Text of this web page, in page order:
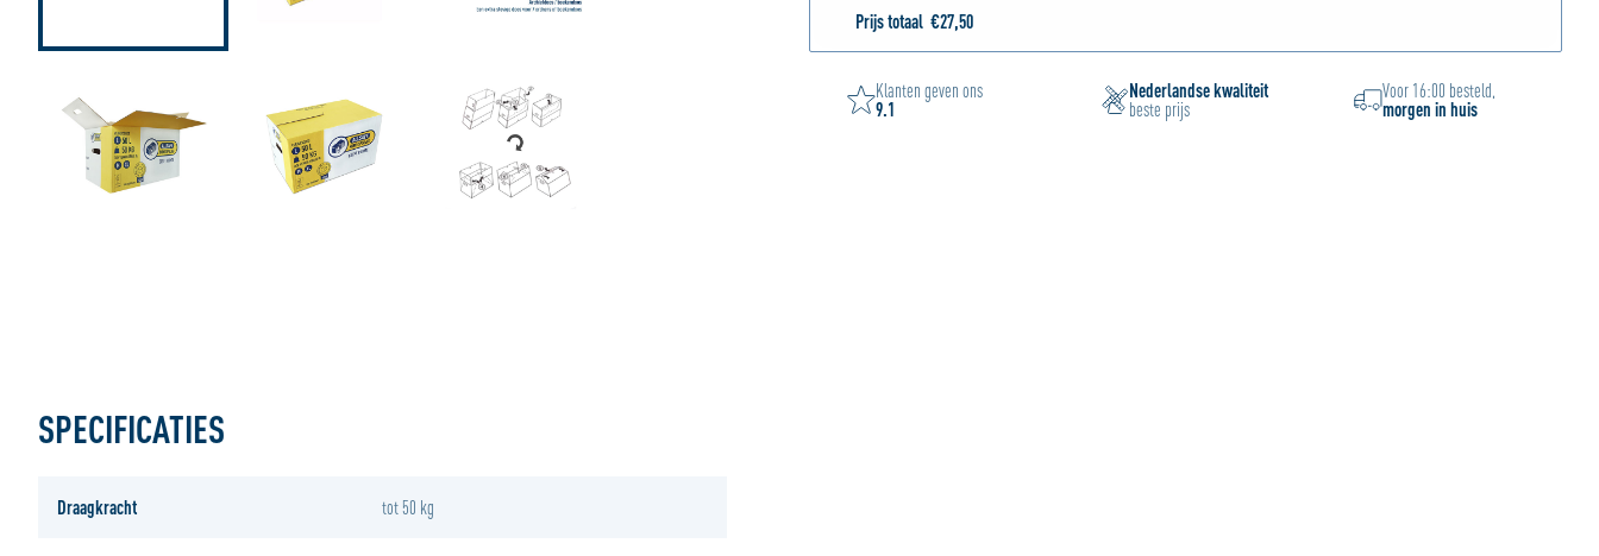
Prijs totaal €27,50
Klanten geven ons
9.1
Nederlandse kwaliteit
beste prijs
Voor 16:00 besteld,
morgen in huis
SPECIFICATIES
Draagkracht tot 50 kg